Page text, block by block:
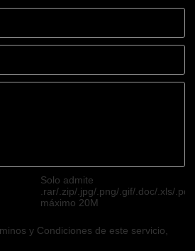
Solo admite
.rar/.zip/.jpg/.png/.gif/.doc/.xls/.pdf,
máximo 20M
y Condiciones de este servicio,